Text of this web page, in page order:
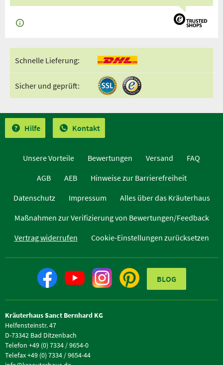
Schnelle Lieferung:
Sicher und geprüft:
Hilfe Kontakt
Unsere Vorteile Bewertungen Versand
FAQ
AGB
AEB
Hinweise zur Barrierefreiheit
Datenschutz
Impressum
Alles über das Kräuterhaus
Maßnahmen zur Verifizierung von Bewertungen/Feedback
Vertrag widerrufen
Cookie-Einstellungen zurücksetzen
BLOG
Kräuterhaus Sanct Bernhard KG
Helfensteinstr. 47
D-73342 Bad Ditzenbach
Telefon +49 (0) 7334 / 9654-0
Telefax +49 (0) 7334 / 9654-44